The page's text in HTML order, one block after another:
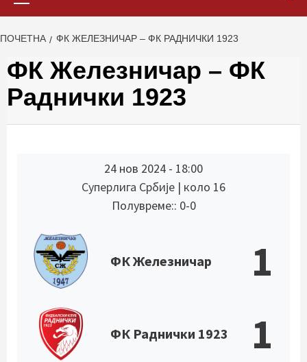
ПОЧЕТНА ФК ЖЕЛЕЗНИЧАР – ФК РАДНИЧКИ 1923
ФК Железничар – ФК
Раднички 1923
24 нов 2024 - 18:00
Суперлига Србије | коло 16
Полувреме:: 0-0
ФК Железничар 1
ФК Раднички 1923 1